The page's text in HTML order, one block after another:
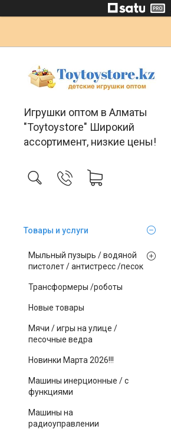
Игрушки оптом в Алматы
"Toytoystore" Широкий
ассортимент, низкие цены!
Товары и услуги
Мыльный пузырь / водяной
пистолет / антистресс /песок
Трансформеры /роботы
Новые товары
Мячи / игры на улице /
песочные ведра
Новинки Марта 2026!!!
Машины инерционные / с
функциями
Машины на
радиоуправлении